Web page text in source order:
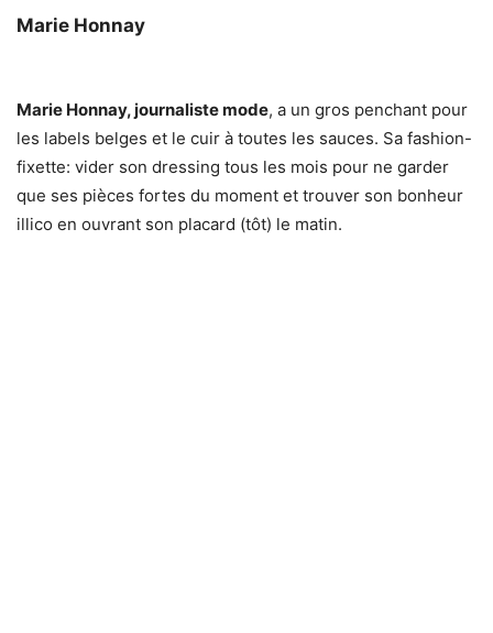
Marie Honnay
Marie Honnay, journaliste mode, a un gros penchant pour
les labels belges et le cuir à toutes les sauces. Sa fashion-
fixette: vider son dressing tous les mois pour ne garder
que ses pièces fortes du moment et trouver son bonheur
illico en ouvrant son placard (tôt) le matin.